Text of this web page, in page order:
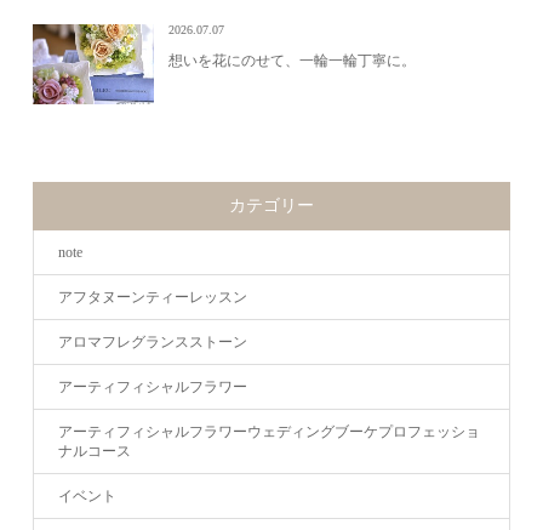
2026.07.07
想いを花にのせて、一輪一輪丁寧に。
カテゴリー
note
アフタヌーンティーレッスン
アロマフレグランスストーン
アーティフィシャルフラワー
アーティフィシャルフラワーウェディングブーケプロフェッショ
ナルコース
イベント